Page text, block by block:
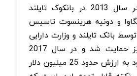
شرکت Omise در سال 2013 در بانکوک تایلند
و دونیه هرینسوت تاسیس
شد. پروژه OMG توسط بانک تایلند و وزارت دارایی
تایلند (TMF) نیز حمایت شد و در سال 2017
اولین سرمایه خود به ارزش حدود 25 میلیون دلار